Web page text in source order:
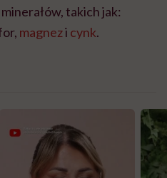
takich jak:
magnezi cynk.